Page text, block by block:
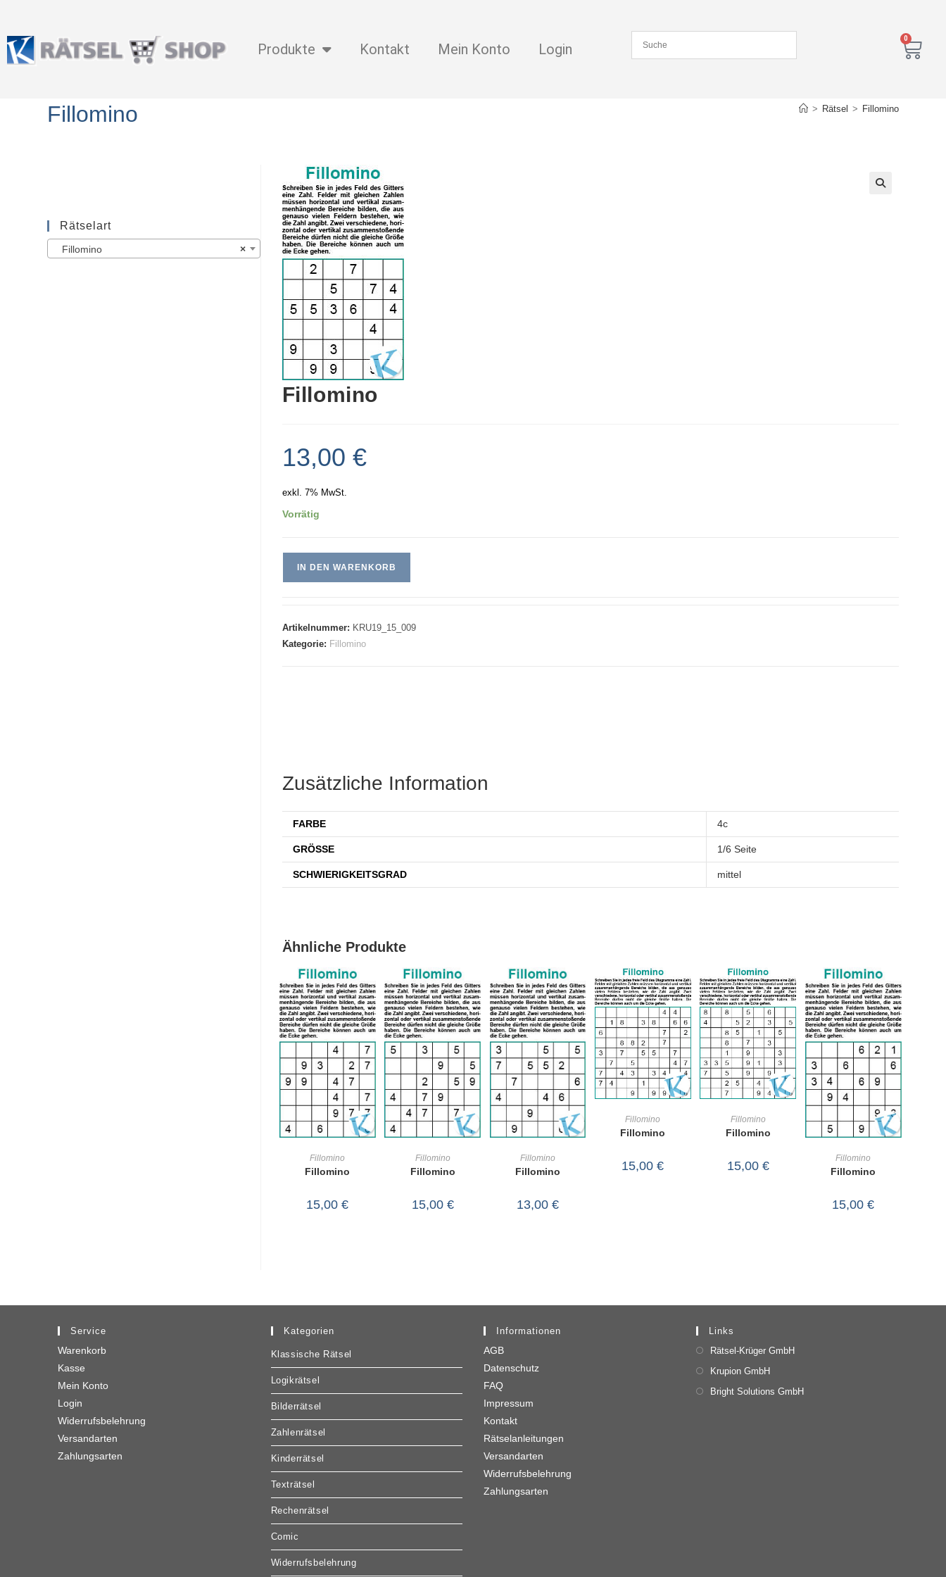
Produkte Kontakt Mein Konto Login
0
Fillomino > Rätsel > Fillomino
Fillomino
13,00 €
exkl. 7% MwSt.
Vorrätig
IN DEN WARENKORB
Artikelnummer: KRU19_15_009
Kategorie: Fillomino
Zusätzliche Information
FARBE 4c
GRÖSSE 1/6 Seite
SCHWIERIGKEITSGRAD mittel
Ähnliche Produkte
Fillomino
Fillomino
15,00€
Fillomino
Fillomino
15,00 €
Fillomino
Fillomino
13,00 €
Fillomino
Fillomino
15,00€
Fillomino
Fillomino
15,00 €
Fillomino
Fillomino
15,00€
Rätselart
×
Fillomino
Service
Warenkorb
Kasse
Mein Konto
Login
Widerrufsbelehrung
Versandarten
Zahlungsarten
Kategorien
Klassische Rätsel
Logikrätsel
Bilderrätsel
Zahlenrätsel
Kinderrätsel
Texträtsel
Rechenrätsel
Comic
Widerrufsbelehrung
Informationen
AGB
Datenschutz
FAQ
Impressum
Kontakt
Rätselanleitungen
Versandarten
Widerrufsbelehrung
Zahlungsarten
Links
Rätsel-Krüger GmbH
Krupion GmbH
Bright Solutions GmbH